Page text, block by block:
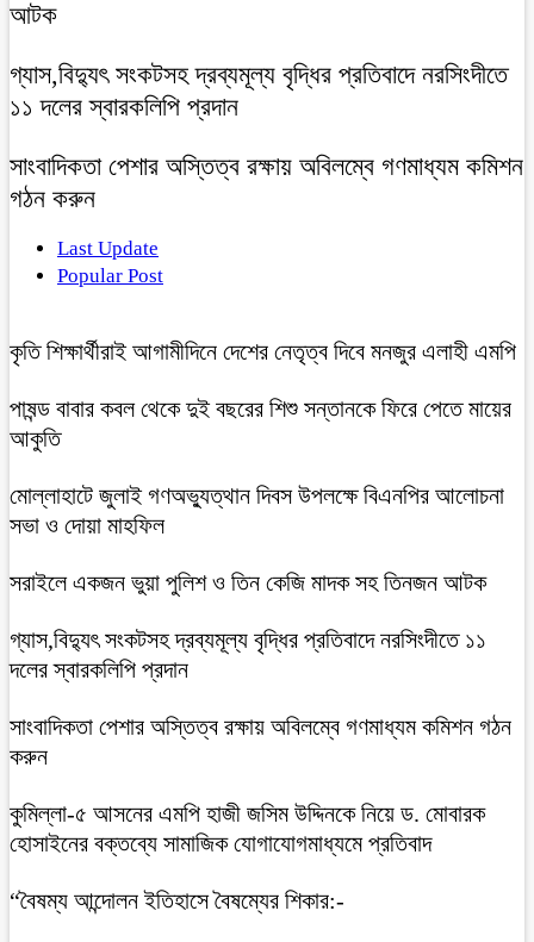
আটক
গ্যাস,বিদ্যুৎ সংকটসহ দ্রব্যমূল্য বৃদ্ধির প্রতিবাদে নরসিংদীতে
১১ দলের স্বারকলিপি প্রদান
সাংবাদিকতা পেশার অস্তিত্ব রক্ষায় অবিলম্বে গণমাধ্যম কমিশন
গঠন করুন
Last Update
Popular Post
কৃতি শিক্ষার্থীরাই আগামীদিনে দেশের নেতৃত্ব দিবে মনজুর এলাহী এমপি
পাষন্ড বাবার কবল থেকে দুই বছরের শিশু সন্তানকে ফিরে পেতে মায়ের
আকুতি
মোল্লাহাটে জুলাই গণঅভ্যুত্থান দিবস উপলক্ষে বিএনপির আলোচনা
সভা ও দোয়া মাহফিল
সরাইলে একজন ভুয়া পুলিশ ও তিন কেজি মাদক সহ তিনজন আটক
গ্যাস,বিদ্যুৎ সংকটসহ দ্রব্যমূল্য বৃদ্ধির প্রতিবাদে নরসিংদীতে ১১
দলের স্বারকলিপি প্রদান
সাংবাদিকতা পেশার অস্তিত্ব রক্ষায় অবিলম্বে গণমাধ্যম কমিশন গঠন
করুন
কুমিল্লা-৫ আসনের এমপি হাজী জসিম উদ্দিনকে নিয়ে ড. মোবারক
হোসাইনের বক্তব্যে সামাজিক যোগাযোগমাধ্যমে প্রতিবাদ
“বৈষম্য আন্দোলন ইতিহাসে বৈষম্যের শিকার:-